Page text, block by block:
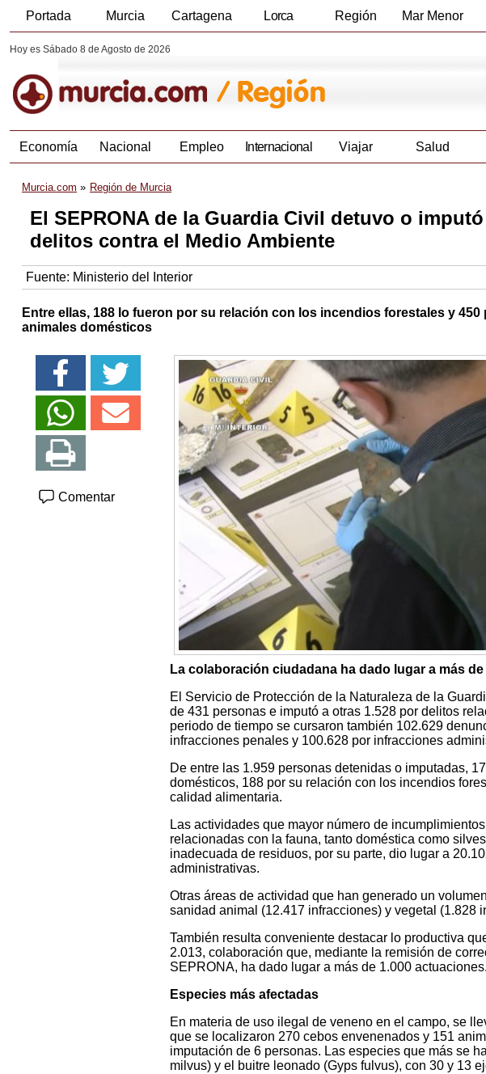
Portada Murcia Cartagena Lorca Región Mar Menor
Hoy es Sábado 8 de Agosto de 2026
Economía Nacional Empleo Internacional Viajar Salud
Murcia.com Región de Murcia
El SEPRONA de la Guardia Civil detuvo o
delitos contra el Medio Ambiente
Fuente: Ministerio del Interior
Entre ellas, 188 lo fueron por su relación con los incendios forestales y
animales domésticos
Comentar
La colaboración ciudadana ha dado lugar a más
El Servicio de Protección de la Naturaleza de la
de 431 personas e imputó a otras 1.528 por delitos
periodo de tiempo se cursaron también 102.629
infracciones penales y 100.628 por infracciones
De entre las 1.959 personas detenidas o imputadas,
domésticos, 188 por su relación con los incendios
calidad alimentaria.
Las actividades que mayor número de
relacionadas con la fauna, tanto doméstica como
inadecuada de residuos, por su parte, dio lugar a
administrativas.
Otras áreas de actividad que han generado un
sanidad animal (12.417 infracciones) y vegetal (1.828
También resulta conveniente destacar lo productiva
2.013, colaboración que, mediante la remisión de
SEPRONA, ha dado lugar a más de 1.000 actuaciones.
Especies más afectadas
En materia de uso ilegal de veneno en el campo, se
que se localizaron 270 cebos envenenados y 151
imputación de 6 personas. Las especies que más se
milvus) y el buitre leonado (Gyps fulvus), con 30 y 13